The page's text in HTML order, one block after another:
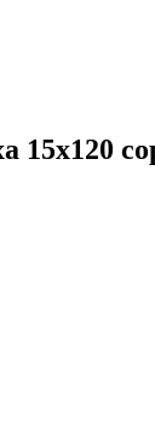
15х120